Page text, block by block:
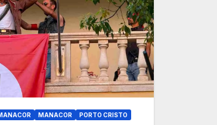
MANACOR PORTO CRISTO